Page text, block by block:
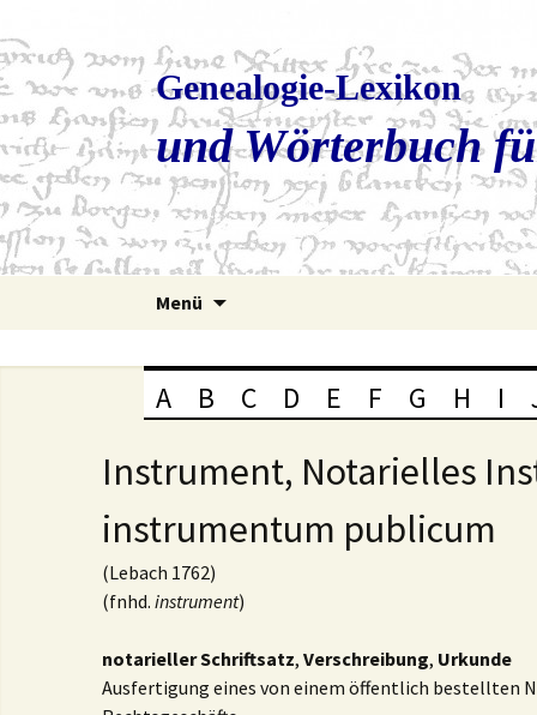
Genealogie-Lexikon
und Wörterbuch
Menü
A B C D E F G H I
Instrument, Notarielles
instrumentum publicum
(Lebach 1762)
(fnhd. instrument)
notarieller Schriftsatz, Verschreibung, Urkunde
Ausfertigung eines von einem öffentlich bestellten